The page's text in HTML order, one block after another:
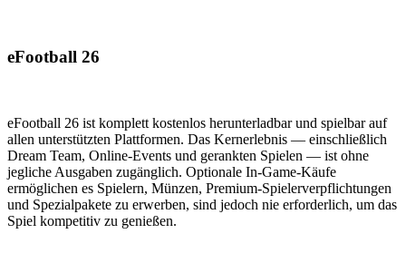
eFootball 26
eFootball 26 ist komplett kostenlos herunterladbar und spielbar auf
allen unterstützten Plattformen. Das Kernerlebnis — einschließlich
Dream Team, Online-Events und gerankten Spielen — ist ohne
jegliche Ausgaben zugänglich. Optionale In-Game-Käufe
ermöglichen es Spielern, Münzen, Premium-Spielerverpflichtungen
und Spezialpakete zu erwerben, sind jedoch nie erforderlich, um das
Spiel kompetitiv zu genießen.